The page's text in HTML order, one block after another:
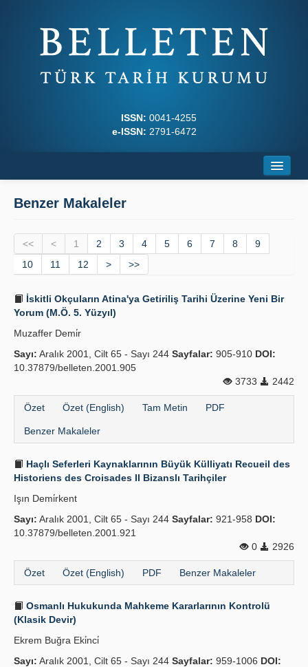
ISSN: 0041-4255
e-ISSN: 2791-6472
Dergi Kurulları
Yazım Kuralları
İlkeler
Kılavuzlar
Benzer Makaleler
<< < 1 2 3 4 5 6 7 8
9
10
11 12 > >>
İskitli Okçuların Atina'ya Getiriliş Tarihi Üzerine Yeni Bir
Yorum (M.Ö. 5. Yüzyıl)
Muzaffer Demi̇r
Sayı: Aralık 2001, Cilt 65 - Sayı 244 Sayfalar: 905-910 DOI:
10.37879/belleten.2001.905
3733
2442
Özet Özet (English) Tam Metin PDF
Benzer Makaleler
Haçlı Seferleri Kaynaklarının Büyük Külliyatı Recueil des
Historiens des Croisades II Bizanslı Tarihçiler
Işın Demi̇rkent
Sayı: Aralık 2001, Cilt 65 - Sayı 244 Sayfalar: 921-958 DOI:
10.37879/belleten.2001.921
0
2926
Özet Özet (English) PDF Benzer Makaleler
Osmanlı Hukukunda Mahkeme Kararlarının Kontrolü
(Klasik Devir)
Ekrem Buğra Eki̇nci̇
Sayı: Aralık 2001, Cilt 65 - Sayı 244 Sayfalar: 959-1006 DOI: